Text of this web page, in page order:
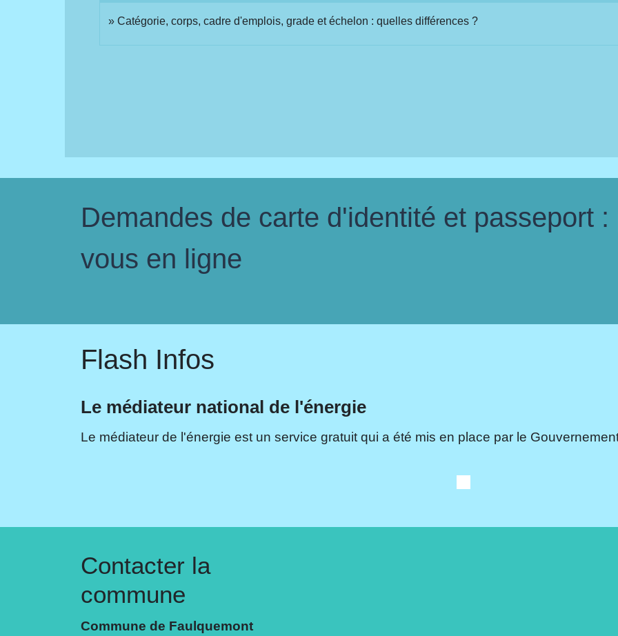
Catégorie, corps, cadre d'emplois, grade et échelon : quelles différences ?
Demandes de carte d'identité et passeport
vous en ligne
Flash Infos
Le médiateur national de l'énergie
Le médiateur de l'énergie est un service gratuit qui a été mis en place par le
Contacter la
commune
Commune de Faulquemont